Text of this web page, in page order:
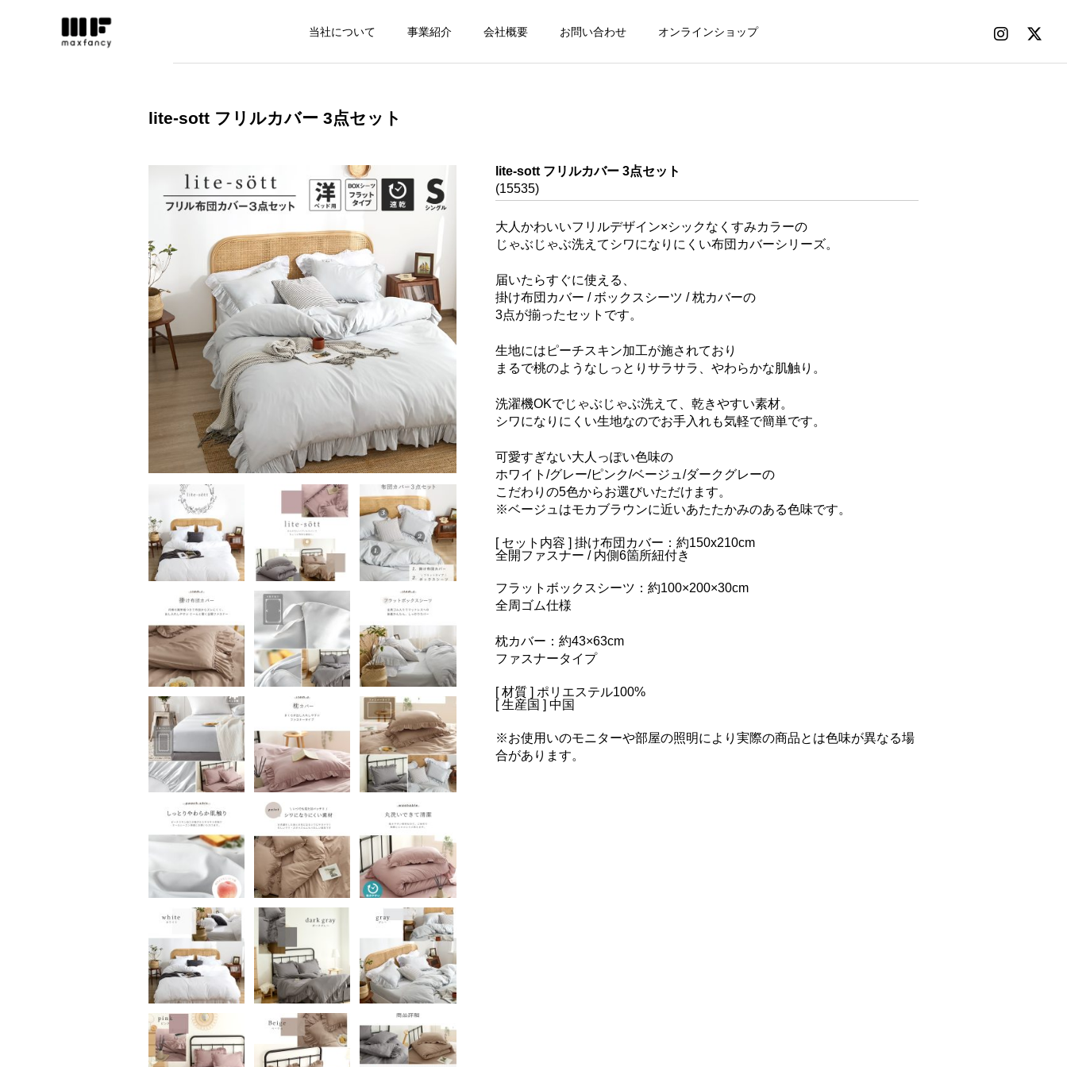
当社について 事業紹介 会社概要 お問い合わせ オンラインショップ
lite-sott フリルカバー 3点セット
lite-sott フリルカバー 3点セット
(15535)
大人かわいいフリルデザイン×シックなくすみカラーの
じゃぶじゃぶ洗えてシワになりにくい布団カバーシリーズ。
届いたらすぐに使える、
掛け布団カバー / ボックスシーツ / 枕カバーの
3点が揃ったセットです。
生地にはピーチスキン加工が施されており
まるで桃のようなしっとりサラサラ、やわらかな肌触り。
洗濯機OKでじゃぶじゃぶ洗えて、乾きやすい素材。
シワになりにくい生地なのでお手入れも気軽で簡単です。
可愛すぎない大人っぽい色味の
ホワイト/グレー/ピンク/ベージュ/ダークグレーの
こだわりの5色からお選びいただけます。
※ベージュはモカブラウンに近いあたたかみのある色味です。
[ セット内容 ] 掛け布団カバー：約150x210cm
全開ファスナー / 内側6箇所紐付き
フラットボックスシーツ：約100×200×30cm
全周ゴム仕様
枕カバー：約43×63cm
ファスナータイプ
[ 材質 ] ポリエステル100%
[ 生産国 ] 中国
※お使用いのモニターや部屋の照明により実際の商品とは色味が異なる場
合があります。